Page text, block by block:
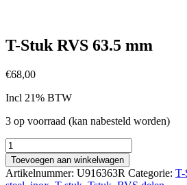
T-Stuk RVS 63.5 mm
€68,00
Incl 21% BTW
3 op voorraad (kan nabesteld worden)
T-
Stuk
RVS
63.5
Toevoegen aan winkelwagen
Artikelnummer: U916363R Categorie: T-